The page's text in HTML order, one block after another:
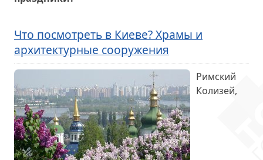
Что посмотреть в Киеве? Храмы и
архитектурные сооружения
Римский
Колизей,